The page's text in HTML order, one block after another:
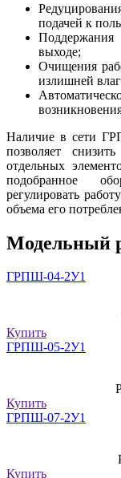
подачей к
выходе;
Очищения
излишней
Наличие в сети
позволяет
отдельных
подобранное
регулировать
объема его
Модельный
ГРПШ-04-2У1
Купить
ГРПШ-05-2У1
Купить
ГРПШ-07-2У1
Купить